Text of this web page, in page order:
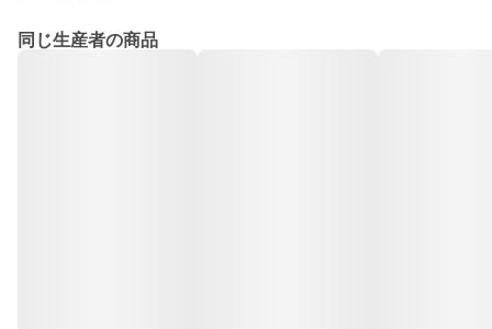
同じ生産者の商品